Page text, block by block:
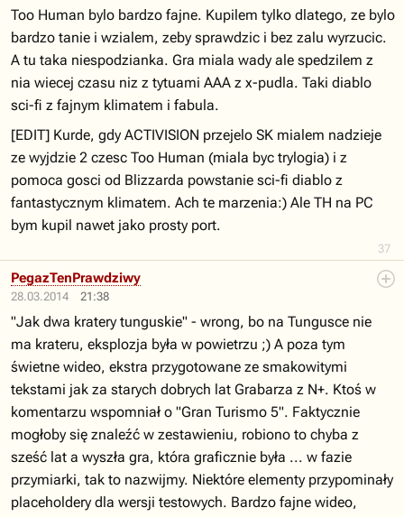
37
Too Human bylo bardzo fajne. Kupilem tylko dlatego, ze bylo
bardzo tanie i wzialem, zeby sprawdzic i bez zalu wyrzucic.
A tu taka niespodzianka. Gra miala wady ale spedzilem z
nia wiecej czasu niz z tytuami AAA z x-pudla. Taki diablo
sci-fi z fajnym klimatem i fabula.
[EDIT] Kurde, gdy ACTIVISION przejelo SK mialem nadzieje
ze wyjdzie 2 czesc Too Human (miala byc trylogia) i z
pomoca gosci od Blizzarda powstanie sci-fi diablo z
fantastycznym klimatem. Ach te marzenia:) Ale TH na PC
bym kupil nawet jako prosty port.
28.03.2014 21:38
PegazTenPrawdziwy
"Jak dwa kratery tunguskie" - wrong, bo na Tungusce nie
ma krateru, eksplozja była w powietrzu ;) A poza tym
świetne wideo, ekstra przygotowane ze smakowitymi
tekstami jak za starych dobrych lat Grabarza z N+. Ktoś w
komentarzu wspomniał o "Gran Turismo 5". Faktycznie
mogłoby się znaleźć w zestawieniu, robiono to chyba z
sześć lat a wyszła gra, która graficznie była ... w fazie
przymiarki, tak to nazwijmy. Niektóre elementy przypominały
placeholdery dla wersji testowych. Bardzo fajne wideo,